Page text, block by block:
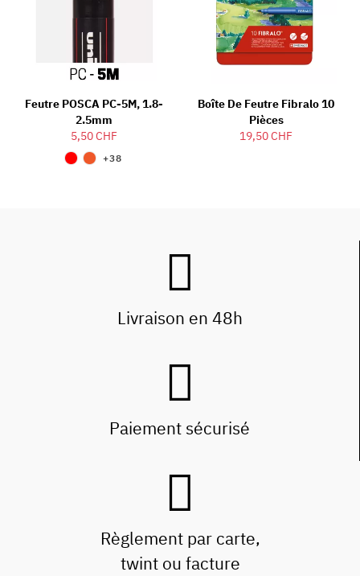
Feutre POSCA PC-5M, 1.8-
2.5mm
5,50 CHF
+38
Boîte De Feutre Fibralo 10
Pièces
19,50 CHF
Livraison en 48h
Paiement sécurisé
Règlement par carte,
twint ou facture